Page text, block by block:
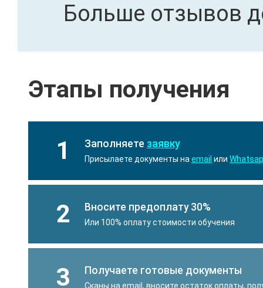
Больше отзывов
Этапы получения
1 Заполняете заявку
Присылаете документы на email или
2 Вносите предоплату 30%
Или 100% оплату стоимости обучения
3 Получаете готовые документы
Сканы на email, вносите остаток оплаты,